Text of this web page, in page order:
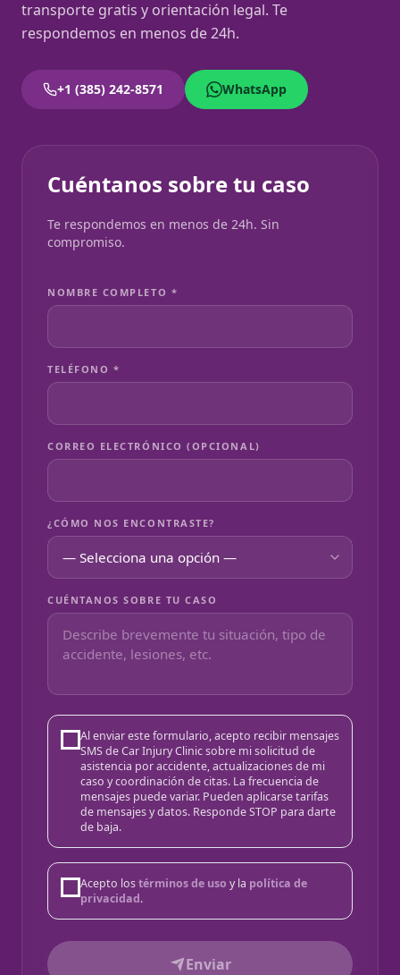
transporte gratis y orientación legal. Te
respondemos en menos de 24h.
+1 (385) 242-8571 WhatsApp
Cuéntanos sobre tu caso
Te respondemos en menos de 24h. Sin
compromiso.
NOMBRE COMPLETO *
TELÉFONO *
CORREO ELECTRÓNICO (OPCIONAL)
¿CÓMO NOS ENCONTRASTE?
CUÉNTANOS SOBRE TU CASO
Al enviar este formulario, acepto recibir mensajes
SMS de Car Injury Clinic sobre mi solicitud de
asistencia por accidente, actualizaciones de mi
caso y coordinación de citas. La frecuencia de
mensajes puede variar. Pueden aplicarse tarifas
de mensajes y datos. Responde STOP para darte
de baja.
Acepto lostérminos de uso y la política de
privacidad.
Enviar